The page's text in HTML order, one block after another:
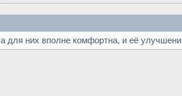
для них вполне комфортна, и её